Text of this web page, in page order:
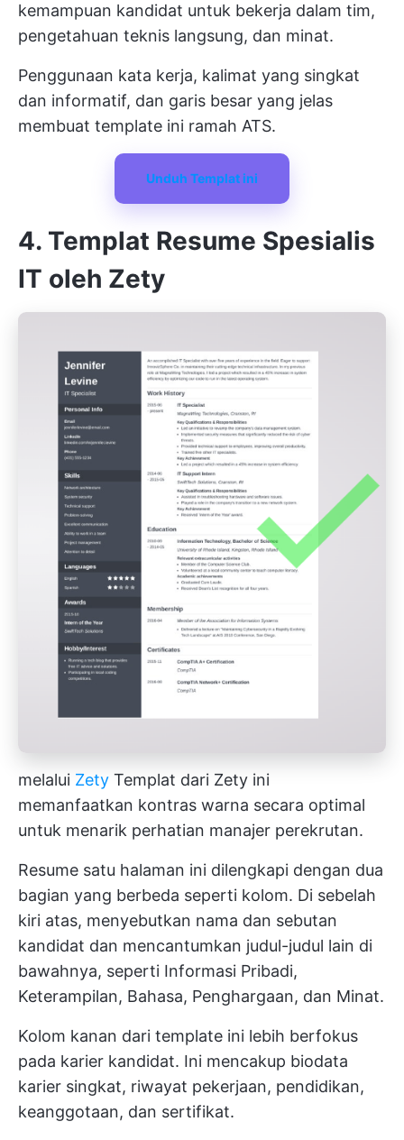
kemampuan kandidat untuk bekerja dalam tim,
pengetahuan teknis langsung, dan minat.
Penggunaan kata kerja, kalimat yang singkat
dan informatif, dan garis besar yang jelas
membuat template ini ramah ATS.
Unduh Templat ini
4. Templat Resume Spesialis
IT oleh Zety
melalui Zety Templat dari Zety ini
memanfaatkan kontras warna secara optimal
untuk menarik perhatian manajer perekrutan.
Resume satu halaman ini dilengkapi dengan dua
bagian yang berbeda seperti kolom. Di sebelah
kiri atas, menyebutkan nama dan sebutan
kandidat dan mencantumkan judul-judul lain di
bawahnya, seperti Informasi Pribadi,
Keterampilan, Bahasa, Penghargaan, dan Minat.
Kolom kanan dari template ini lebih berfokus
pada karier kandidat. Ini mencakup biodata
karier singkat, riwayat pekerjaan, pendidikan,
keanggotaan, dan sertifikat.